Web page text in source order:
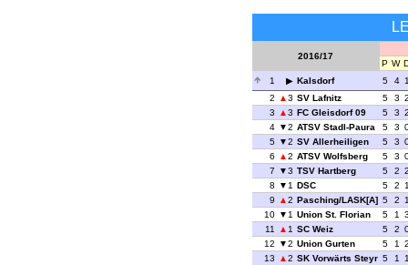
2016/17
P W
1
Kalsdorf 5 4
2
3 SV Lafnitz 5 3
3
3 FC Gleisdorf 09 5 3
4
2 ATSV Stadl-Paura 5 3
5
2 SV Allerheiligen 5 3
6
2 ATSV Wolfsberg 5 3
7
3 TSV Hartberg 5 2
8
1 DSC 5 2
9
2 Pasching/LASK[A] 5 2
10
1 Union St. Florian 5 1
11
1 SC Weiz 5 2
12
2 Union Gurten 5 1
13
2 SK Vorwärts Steyr 5 1